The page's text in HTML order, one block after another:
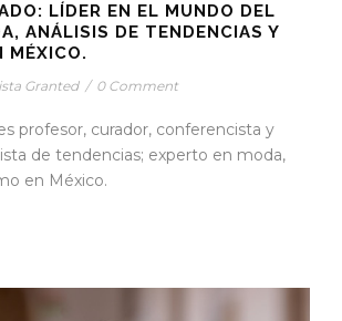
LÍDER EN EL MUNDO DEL
ANÁLISIS DE TENDENCIAS Y
MÉXICO.
Granted / 0 Comment
profesor, curador, conferencista y
de tendencias; experto en moda,
en México.